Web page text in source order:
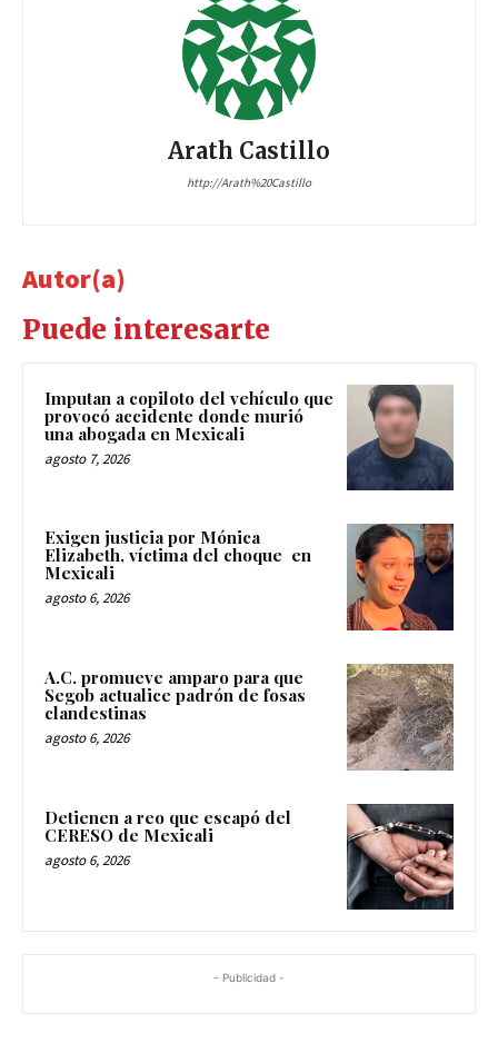
Arath Castillo
http://Arath%20Castillo
Autor(a)
Puede interesarte
Imputan a copiloto del vehículo que
provocó accidente donde murió
una abogada en Mexicali
agosto 7, 2026
Exigen justicia por Mónica
Elizabeth, víctima del choque en
Mexicali
agosto 6, 2026
A.C. promueve amparo para que
Segob actualice padrón de fosas
clandestinas
agosto 6, 2026
Detienen a reo que escapó del
CERESO de Mexicali
agosto 6, 2026
- Publicidad -